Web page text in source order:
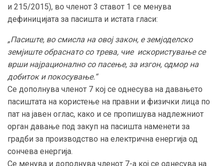
и 215/2015), во членот 3 ставот 1 се менува
дефиницијата за пасишта и истата гласи:
„Пасиште, во смисла на овој закон, е земјоделско
земјиште обраснато со трева, чие искористување се
врши најрационално со пасење, за изгон, одмор на
добиток и покосување.“
Се дополнува членот 7 кој се однесува на давањето
пасиштата на користење на правни и физички лица по
пат на јавен оглас, како и се пропишува надлежниот
орган давање под закуп на пасишта наменети за
градби за производство на електрична енергија од
сончева енергија.
Се менува и дополнува членот 7-а кој се однесува на